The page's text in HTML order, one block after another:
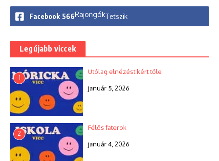
Facebook 566RajongókTetszik
Legújabb viccek
1
Utólag elnézést kért tőle
január 5, 2026
2
Félős faterok
január 4, 2026